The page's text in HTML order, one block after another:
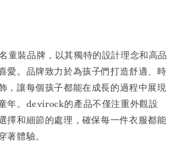
童裝品牌，以其獨特的設計理念和高品
愛。品牌致力於為孩子們打造舒適、時
，讓每個孩子都能在成長的過程中展現
年。devirock的產品不僅注重外觀設
擇和細節的處理，確保每一件衣服都能
著體驗。